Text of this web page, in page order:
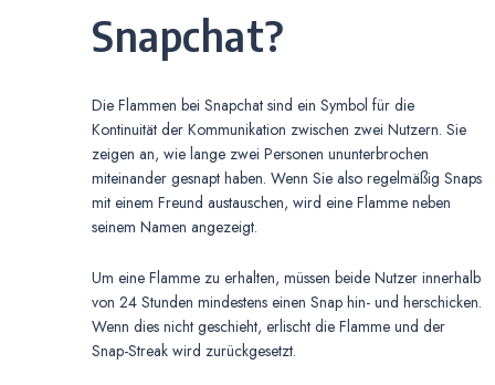
Snapchat?
Die Flammen bei Snapchat sind ein Symbol für die
Kontinuität der Kommunikation zwischen zwei Nutzern. Sie
zeigen an, wie lange zwei Personen ununterbrochen
miteinander gesnapt haben. Wenn Sie also regelmäßig Snaps
mit einem Freund austauschen, wird eine Flamme neben
seinem Namen angezeigt.
Um eine Flamme zu erhalten, müssen beide Nutzer innerhalb
von 24 Stunden mindestens einen Snap hin- und herschicken.
Wenn dies nicht geschieht, erlischt die Flamme und der
Snap-Streak wird zurückgesetzt.